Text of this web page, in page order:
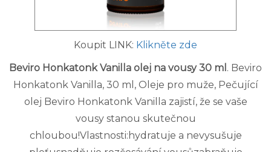
Koupit LINK: Klikněte zde
Beviro Honkatonk Vanilla olej na vousy 30 ml . Beviro
Honkatonk Vanilla, 30 ml, Oleje pro muže, Pečující
olej Beviro Honkatonk Vanilla zajistí, že se vaše
vousy stanou skutečnou
chloubou!Vlastnosti:hydratuje a nevysušuje